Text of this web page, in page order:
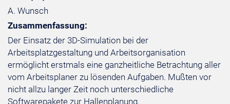
A. Wunsch
Zusammenfassung:
Der Einsatz der 3D-Simulation bei der
Arbeitsplatzgestaltung und Arbeitsorganisation
ermöglicht erstmals eine ganzheitliche Betrachtung aller
vom Arbeitsplaner zu lösenden Aufgaben. Mußten vor
nicht allzu langer Zeit noch unterschiedliche
Softwarepakete zur Hallenplanung,